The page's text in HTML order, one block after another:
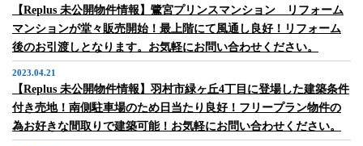
【Replus 未公開物件情報】鷺宮プリンスマンション リフォーム
マンションが堂々販売開始！最上階にて風通し良好！リフォーム
後のお引渡しとなります。お気軽にお問い合わせください。
2023.04.21
【Replus 未公開物件情報】羽村市緑ヶ丘4丁目に登場した建築条件
付き売地！南側駐車場のため日当たり良好！フリープラン物件の
為お好きな間取りで建築可能！お気軽にお問い合わせください。